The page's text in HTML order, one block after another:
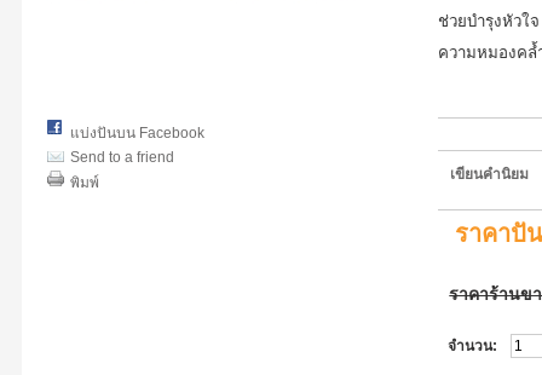
แบ่งปันบน Facebook
Send to a friend
พิมพ์
ช่วยบำรุงหัวใ
ความหมองคล้
เขียนคำนิยม
ราคาปั
ราคาร้านข
จำนวน: